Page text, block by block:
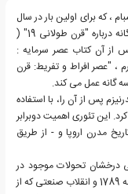
از اریک هابسبام ، که برای اولین بار در سال
1962 منتشر شده است. این کتاب اولین جلد یک سه گانه درباره "قرن طولانی 19" (
از آن کتاب عصر سرمایه :
1875-1914. کتاب چهارم ، "عصر افراط و تفریط: قرن
پس از آن را، با استفاده
این تئوری اهمیت دوبرابر
مدرن اروپا و - از طریق
درخشان تحولات موجود در
حوزه زندگی اروپایی توسط انقلاب دوگانه - انقلاب فرانسه 1789 و انقلاب صنعتی که از